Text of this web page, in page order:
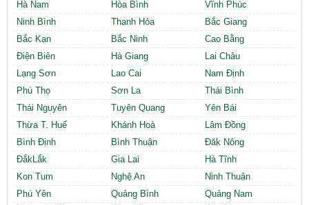
Hà Nam
Hòa Bình
Vĩnh Phúc
Ninh Bình
Thanh Hóa
Bắc Giang
Bắc Kạn
Bắc Ninh
Cao Bằng
Điện Biên
Hà Giang
Lai Châu
Lạng Sơn
Lao Cai
Nam Định
Phú Thọ
Sơn La
Thái Bình
Thái Nguyên
Tuyên Quang
Yên Bái
Thừa T. Huế
Khánh Hoà
Lâm Đồng
Bình Định
Bình Thuận
Đăk Nông
ĐắkLắk
Gia Lai
Hà Tĩnh
Kon Tum
Nghệ An
Ninh Thuận
Phú Yên
Quảng Bình
Quảng Nam